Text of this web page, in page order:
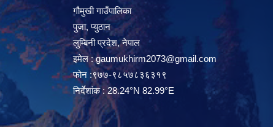
गौमुखी गाउँपालिका
पुजा, प्युठान
लुम्बिनी प्रदेश, नेपाल
इमेल :gaumukhirm2073@gmail.com
फोन :९७७-९८५७८३६३१९
निर्देशांक : 28.24°N 82.99°E